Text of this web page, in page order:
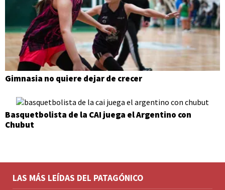
Gimnasia no quiere dejar de crecer
Basquetbolista de la CAI juega el Argentino con
Chubut
LAS MÁS LEÍDAS DEL PATAGÓNICO